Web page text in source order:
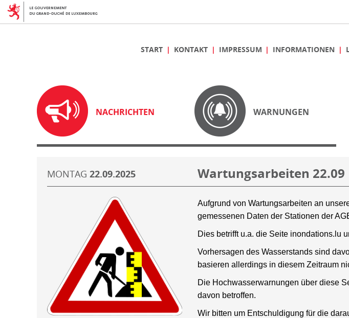
START KONTAKT IMPRESSUM INFORMATIONEN
NACHRICHTEN WARNUNGEN
MONTAG 22.09.2025 Wartungsarbeiten 22.09
Aufgrund von Wartungsarbeiten an
gemessenen Daten der Stationen der
Dies betrifft u.a. die Seite inondations.lu
Vorhersagen des Wasserstands sind
basieren allerdings in diesem Zeitraum
Die Hochwasserwarnungen über diese
davon betroffen.
Wir bitten um Entschuldigung für die